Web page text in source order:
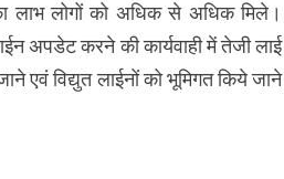
लाभ लोगों को अधिक से अधिक मिले।
अपडेट करने की कार्यवाही में तेजी लाई
एवं विद्युत लाईनों को भूमिगत किये जाने